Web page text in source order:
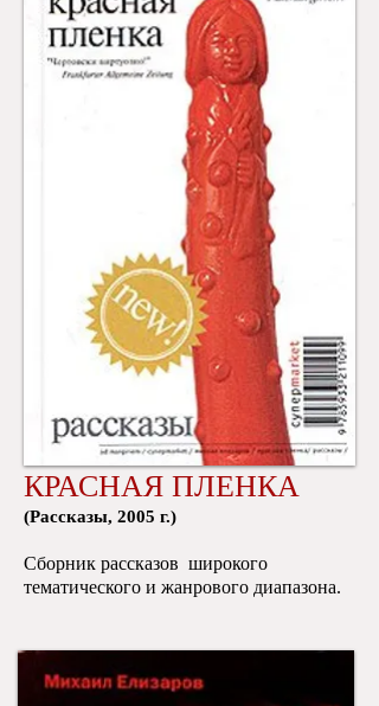
КРАСНАЯ ПЛЕНКА
​(Рассказы, 2005 г.)
Сборник рассказов широкого
тематического и жанрового диапазона.